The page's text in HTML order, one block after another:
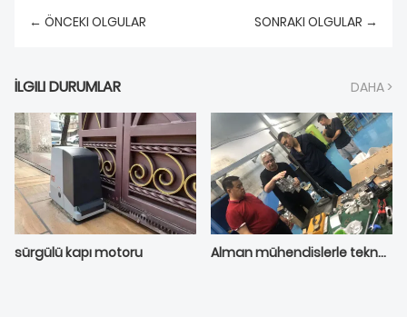
← ÖNCEKI OLGULAR SONRAKI OLGULAR →
İLGILI DURUMLAR DAHA >
sürgülü kapı motoru Alman mühendislerle teknolojiyi tartışın